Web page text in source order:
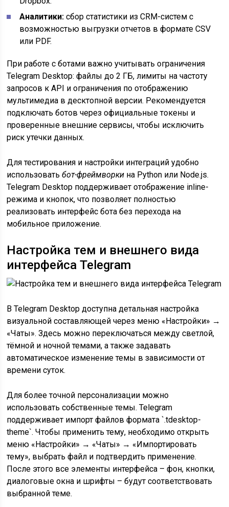
Аналитики: сбор статистики из CRM-систем с
возможностью выгрузки отчетов в формате CSV
или PDF.
При работе с ботами важно учитывать ограничения
Telegram Desktop: файлы до 2 ГБ, лимиты на частоту
запросов к API и ограничения по отображению
мультимедиа в десктопной версии. Рекомендуется
подключать ботов через официальные токены и
проверенные внешние сервисы, чтобы исключить
риск утечки данных.
Для тестирования и настройки интеграций удобно
использоватьбот-фреймворки на Python или Node.js.
Telegram Desktop поддерживает отображение inline-
режима и кнопок, что позволяет полностью
реализовать интерфейс бота без перехода на
мобильное приложение.
Настройка тем и внешнего вида
интерфейса Telegram
В Telegram Desktop доступна детальная настройка
визуальной составляющей через меню «Настройки» →
«Чаты». Здесь можно переключаться между светлой,
тёмной и ночной темами, а также задавать
автоматическое изменение темы в зависимости от
времени суток.
Для более точной персонализации можно
использовать собственные темы. Telegram
поддерживает импорт файлов формата `.tdesktop-
theme`. Чтобы применить тему, необходимо открыть
меню «Настройки» → «Чаты» → «Импортировать
тему», выбрать файл и подтвердить применение.
После этого все элементы интерфейса – фон, кнопки,
диалоговые окна и шрифты – будут соответствовать
выбранной теме.